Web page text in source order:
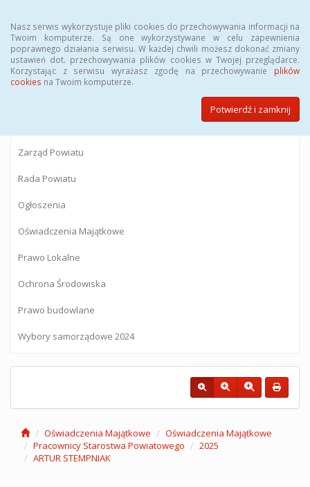
Nasz serwis wykorzystuje pliki cookies do przechowywania informacji na
Twoim komputerze. Są one wykorzystywane w celu zapewnienia
poprawnego działania serwisu. W każdej chwili możesz dokonać zmiany
ustawień dot. przechowywania plików cookies w Twojej przeglądarce.
Korzystając z serwisu wyrażasz zgodę na przechowywanie plików
cookies na Twoim komputerze.
Potwierdź i zamknij
BIULETYN INFORMACJI PUBLICZNEJ
Starostwa Powiatowego w Gostyninie
Zarząd Powiatu
Rada Powiatu
Ogłoszenia
Oświadczenia Majątkowe
Prawo Lokalne
Ochrona Środowiska
Prawo budowlane
Wybory samorządowe 2024
Oświadczenia Majątkowe
Oświadczenia Majątkowe
Pracownicy Starostwa Powiatowego
2025
ARTUR STEMPNIAK